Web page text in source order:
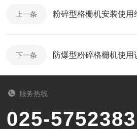
上一条 粉碎型格栅机安装使用
下一条 防爆型粉碎格栅机使用
服务热线
025-